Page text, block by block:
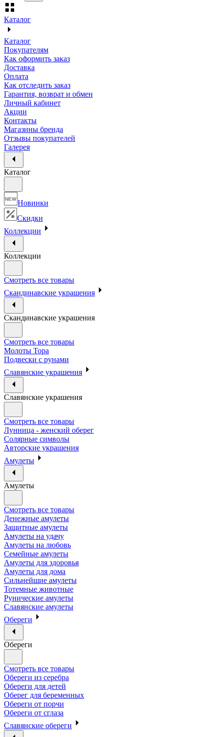
Каталог
Каталог
Покупателям
Как оформить заказ
Доставка
Оплата
Как отследить заказ
Гарантия, возврат и обмен
Личный кабинет
Акции
Контакты
Магазины бренда
Отзывы покупателей
Галерея
Каталог
NEW Новинки
Скидки
Коллекции
Коллекции
Смотреть все товары
Скандинавские украшения
Скандинавские украшения
Смотреть все товары
Молоты Тора
Подвески с рунами
Славянские украшения
Славянские украшения
Смотреть все товары
Лунница - женский оберег
Солярные символы
Авторские украшения
Амулеты
Амулеты
Смотреть все товары
Денежные амулеты
Защитные амулеты
Амулеты на удачу
Амулеты на любовь
Семейные амулеты
Амулеты для здоровья
Амулеты для дома
Сильнейшие амулеты
Тотемные животные
Рунические амулеты
Славянские амулеты
Обереги
Обереги
Смотреть все товары
Обереги из серебра
Обереги для детей
Оберег для беременных
Обереги от порчи
Обереги от сглаза
Славянские обереги